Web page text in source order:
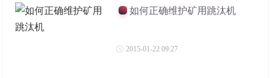
如何正确维护矿用跳汰机
2015-01-22 09:27